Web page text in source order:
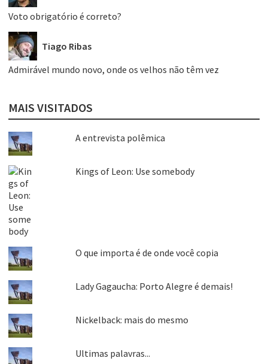
Voto obrigatório é correto?
Tiago Ribas
Admirável mundo novo, onde os velhos não têm vez
MAIS VISITADOS
A entrevista polêmica
Kings of Leon: Use somebody
O que importa é de onde você copia
Lady Gagaucha: Porto Alegre é demais!
Nickelback: mais do mesmo
Ultimas palavras...